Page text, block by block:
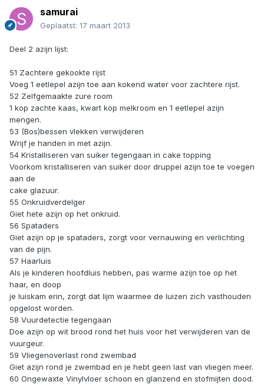
samurai
Geplaatst: 17 maart 2013
Deel 2 azijn lijst:
51 Zachtere gekookte rijst
Voeg 1 eetlepel azijn toe aan kokend water voor zachtere rijst.
52 Zelfgemaakte zure room
1 kop zachte kaas, kwart kop melkroom en 1 eetlepel azijn
mengen.
53 (Bos)bessen vlekken verwijderen
Wrijf je handen in met azijn.
54 Kristalliseren van suiker tegengaan in cake topping
Voorkom kristalliseren van suiker door druppel azijn toe te voegen
aan de
cake glazuur.
55 Onkruidverdelger
Giet hete azijn op het onkruid.
56 Spataders
Giet azijn op je spataders, zorgt voor vernauwing en verlichting
van de pijn.
57 Haarluis
Als je kinderen hoofdluis hebben, pas warme azijn toe op het
haar, en doop
je luiskam erin, zorgt dat lijm waarmee de luizen zich vasthouden
opgelost worden.
58 Vuurdetectie tegengaan
Doe azijn op wit brood rond het huis voor het verwijderen van de
vuurgeur.
59 Vliegenoverlast rond zwembad
Giet azijn rond je zwembad en je hebt geen last van vliegen meer.
60 Ongewaxte Vinylvloer schoon en glanzend en stofmijten dood.